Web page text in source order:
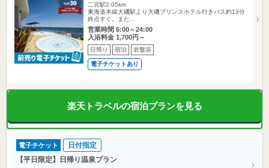
二宮駅2.05km
東海道本線大磯駅より大磯プリンスホテル行きバス約13分
終点すぐ。また…
営業時間 6:00～24:00
入浴料金 1,700円～
日帰り 宿泊 岩盤浴
電子チケットあり
楽天トラベルの宿泊プランを見る
電子チケット
日付指定
【平日限定】日帰り温泉プラン